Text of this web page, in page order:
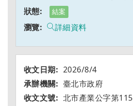
結案
詳細資料
2026/8/4
臺北市政府
北市產業公字第